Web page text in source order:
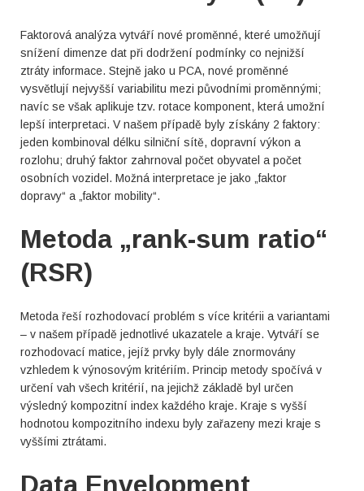
Faktorová analýza vytváří nové proměnné, které umožňují
snížení dimenze dat při dodržení podmínky co nejnižší
ztráty informace. Stejně jako u PCA, nové proměnné
vysvětlují nejvyšší variabilitu mezi původními proměnnými;
navíc se však aplikuje tzv. rotace komponent, která umožní
lepší interpretaci. V našem případě byly získány 2 faktory:
jeden kombinoval délku silniční sítě, dopravní výkon a
rozlohu; druhý faktor zahrnoval počet obyvatel a počet
osobních vozidel. Možná interpretace je jako „faktor
dopravy“ a „faktor mobility“.
Metoda „rank-sum ratio“
(RSR)
Metoda řeší rozhodovací problém s více kritérii a variantami
– v našem případě jednotlivé ukazatele a kraje. Vytváří se
rozhodovací matice, jejíž prvky byly dále znormovány
vzhledem k výnosovým kritériím. Princip metody spočívá v
určení vah všech kritérií, na jejichž základě byl určen
výsledný kompozitní index každého kraje. Kraje s vyšší
hodnotou kompozitního indexu byly zařazeny mezi kraje s
vyššími ztrátami.
Data Envelopment